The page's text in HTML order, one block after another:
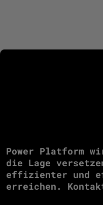
Power Platform
die Lage
effizienter und
erreichen.